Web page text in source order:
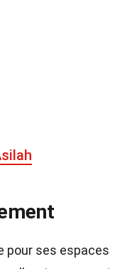
pour ses espaces